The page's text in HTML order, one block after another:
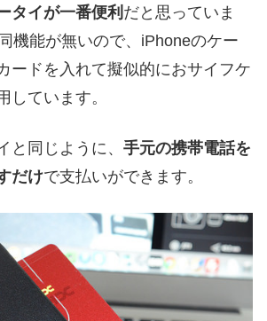
タイが一番便利 だと思っていま
機能が無いので、iPhoneのケー
ードを入れて擬似的におサイフケ
しています。
と同じように、 手元の携帯電話を
だけで支払いができます。